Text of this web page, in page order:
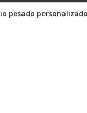
pesado personalizado